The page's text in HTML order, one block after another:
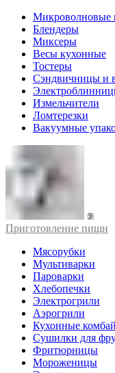
Микроволновые
Блендеры
Миксеры
Весы кухонные
Тостеры
Сэндвичницы и
Измельчители
Ломтерезки
Вакуумные
Приготовление пищи
Мясорубки
Мультиварки
Пароварки
Хлебопечки
Электрогрили
Аэрогрили
Кухонные
Сушилки для
Фритюрницы
Мороженицы